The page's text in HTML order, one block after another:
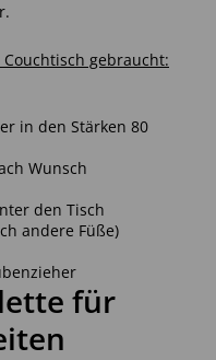
gebraucht:
in den Stärken 80
Wunsch
den Tisch
andere Füße)
für